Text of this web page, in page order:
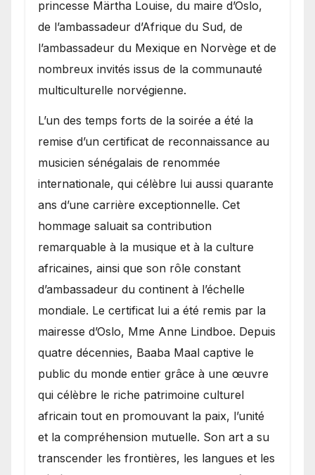
princesse Märtha Louise, du maire d’Oslo,
de l’ambassadeur d’Afrique du Sud, de
l’ambassadeur du Mexique en Norvège et de
nombreux invités issus de la communauté
multiculturelle norvégienne.
​L’un des temps forts de la soirée a été la
remise d’un certificat de reconnaissance au
musicien sénégalais de renommée
internationale, qui célèbre lui aussi quarante
ans d’une carrière exceptionnelle. Cet
hommage saluait sa contribution
remarquable à la musique et à la culture
africaines, ainsi que son rôle constant
d’ambassadeur du continent à l’échelle
mondiale. Le certificat lui a été remis par la
mairesse d’Oslo, Mme Anne Lindboe. Depuis
quatre décennies, Baaba Maal captive le
public du monde entier grâce à une œuvre
qui célèbre le riche patrimoine culturel
africain tout en promouvant la paix, l’unité
et la compréhension mutuelle. Son art a su
transcender les frontières, les langues et les